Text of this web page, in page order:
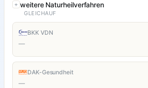
weitere Naturheilverfahren
GLEICHAUF
BKK VDN
—
DAK-Gesundheit
—